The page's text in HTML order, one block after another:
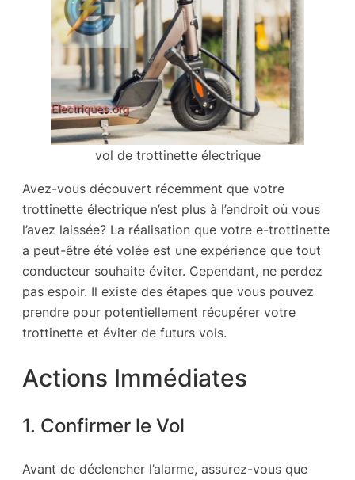
vol de trottinette électrique
Avez-vous découvert récemment que votre
trottinette électrique n’est plus à l’endroit où vous
l’avez laissée? La réalisation que votre e-trottinette
a peut-être été volée est une expérience que tout
conducteur souhaite éviter. Cependant, ne perdez
pas espoir. Il existe des étapes que vous pouvez
prendre pour potentiellement récupérer votre
trottinette et éviter de futurs vols.
Actions Immédiates
1. Confirmer le Vol
Avant de déclencher l’alarme, assurez-vous que